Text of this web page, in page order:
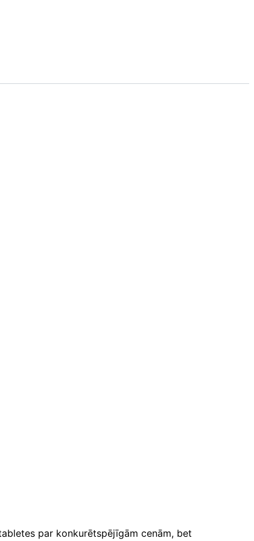
par konkurētspējīgām cenām, bet